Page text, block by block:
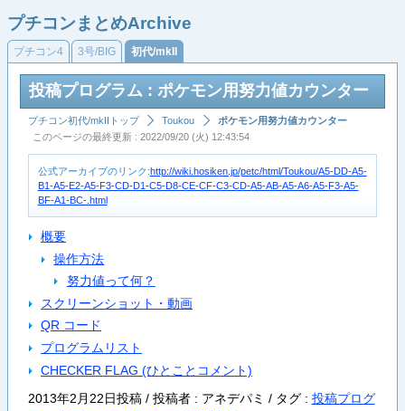
プチコンまとめArchive
プチコン4 3号/BIG 初代/mkII
投稿プログラム : ポケモン用努力値カウンター
プチコン初代/mkIIトップ Toukou
ポケモン用努力値カウンター
このページの最終更新 : 2022/09/20 (火) 12:43:54
公式アーカイブのリンク:http://wiki.hosiken.jp/petc/html/Toukou/A5-DD-A5-
B1-A5-E2-A5-F3-CD-D1-C5-D8-CE-CF-C3-CD-A5-AB-A5-A6-A5-F3-A5-
BF-A1-BC-.html
概要
操作方法
努力値って何？
スクリーンショット・動画
QR コード
プログラムリスト
CHECKER FLAG (ひとことコメント)
2013年2月22日投稿 / 投稿者 : アネデパミ / タグ : 投稿プログ